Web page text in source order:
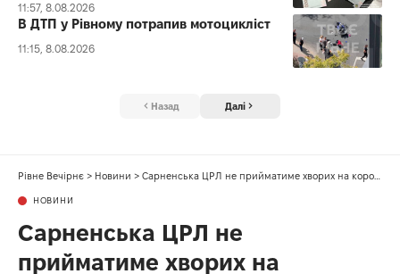
11:57, 8.08.2026
В ДТП у Рівному потрапив мотоцикліст
11:15, 8.08.2026
Назад Далі
Рівне Вечірнє > Новини > Сарненська ЦРЛ не прийматиме хворих на коронавірус
НОВИНИ
Сарненська ЦРЛ не
прийматиме хворих на